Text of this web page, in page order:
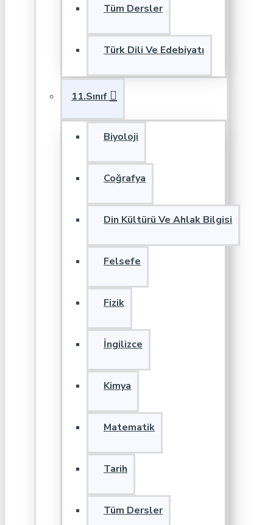
Tüm Dersler
Türk Dili Ve Edebiyatı
11.Sınıf
Biyoloji
Coğrafya
Din Kültürü Ve Ahlak Bilgisi
Felsefe
Fizik
İngilizce
Kimya
Matematik
Tarih
Tüm Dersler